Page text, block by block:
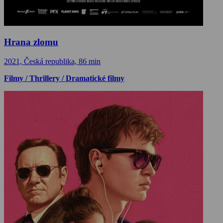
Hrana zlomu
2021, Česká republika, 86 min
Filmy / Thrillery / Dramatické filmy